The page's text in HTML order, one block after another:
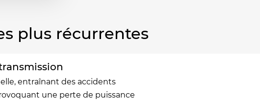
plus récurrentes
entraînant des accidents
une perte de puissance